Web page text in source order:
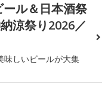
ル＆日本酒祭
涼祭り2026／
味しいビールが大集